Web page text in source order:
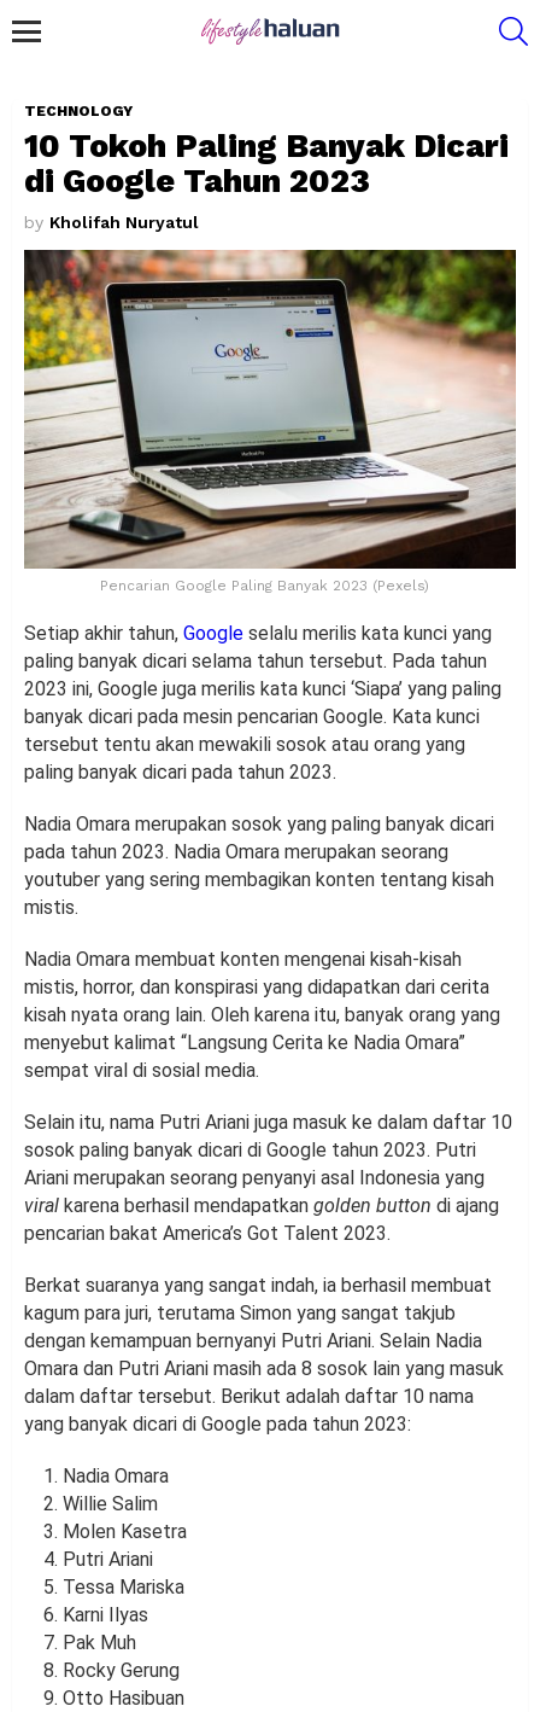
TECHNOLOGY
10 Tokoh Paling Banyak Dicari
di Google Tahun 2023
by Kholifah Nuryatul
Pencarian Google Paling Banyak 2023 (Pexels)
Setiap akhir tahun, Google selalu merilis kata kunci yang
paling banyak dicari selama tahun tersebut. Pada tahun
2023 ini, Google juga merilis kata kunci ‘Siapa’ yang paling
banyak dicari pada mesin pencarian Google. Kata kunci
tersebut tentu akan mewakili sosok atau orang yang
paling banyak dicari pada tahun 2023.
Nadia Omara merupakan sosok yang paling banyak dicari
pada tahun 2023. Nadia Omara merupakan seorang
youtuber yang sering membagikan konten tentang kisah
mistis.
Nadia Omara membuat konten mengenai kisah-kisah
mistis, horror, dan konspirasi yang didapatkan dari cerita
kisah nyata orang lain. Oleh karena itu, banyak orang yang
menyebut kalimat “Langsung Cerita ke Nadia Omara”
sempat viral di sosial media.
Selain itu, nama Putri Ariani juga masuk ke dalam daftar 10
sosok paling banyak dicari di Google tahun 2023. Putri
Ariani merupakan seorang penyanyi asal Indonesia yang
viral karena berhasil mendapatkan golden button di ajang
pencarian bakat America’s Got Talent 2023.
Berkat suaranya yang sangat indah, ia berhasil membuat
kagum para juri, terutama Simon yang sangat takjub
dengan kemampuan bernyanyi Putri Ariani. Selain Nadia
Omara dan Putri Ariani masih ada 8 sosok lain yang masuk
dalam daftar tersebut. Berikut adalah daftar 10 nama
yang banyak dicari di Google pada tahun 2023:
Nadia Omara
Willie Salim
Molen Kasetra
Putri Ariani
Tessa Mariska
Karni Ilyas
Pak Muh
Rocky Gerung
Otto Hasibuan